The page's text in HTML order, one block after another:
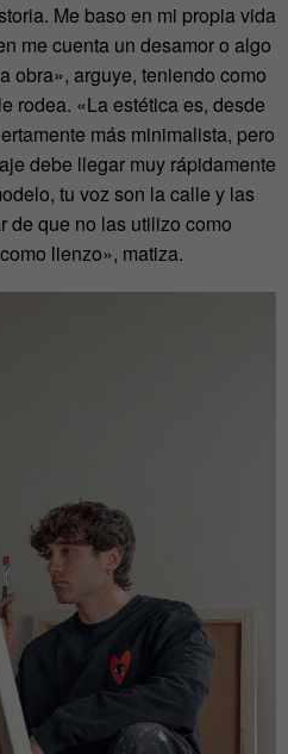
Me baso en mi propia vida
me cuenta un desamor o algo
obra», arguye, teniendo como
rodea. «La estética es, desde
más minimalista, pero
debe llegar muy rápidamente
tu voz son la calle y las
de que no las utilizo como
lienzo», matiza.